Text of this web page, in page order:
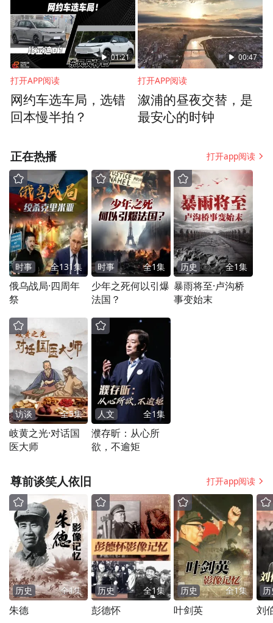
到民宿的产业，包括乡村的景区，都在抖音
上得到了很好的经营。
通过这些数据，其实能够看到抖音上的流
量、用户是能够带动乡村经济和文化的发
展，所以我们就看到这个数据背后，探索振
了在乡村上面的文旅项目山里dou是好风光。
之前我一直负责商业化，参与了和实践的公
司整个商业体系。在商业体系里面，看到了
很多的品牌、很多的产业在抖音上发展起
来。
2018年，公司让我负责乡村振兴项目，把企
业的市场化和营销带到乡村，让乡村的企业
能够更好地走向市场，形成很好的品牌。基
于这样的理念，当时我们就坚持做乡村振兴
的工作一定是发展乡村的内生动力，所以当
时我就提出了三个可持续。
第一个可持续，投入与方向可持续。这个项
目要有可持续性的投入，要有可持续性的方
技术、运营项目一直要跟乡村的发展可持续
性对接起来，所以从2018年脱贫攻坚一直做
到现在的乡村振兴，我们一直在跟乡村有紧
密的关联关系。
第二个可持续，产业可持续。如果要更好地
发展市场，把品牌建好，我们的产品必须要
01:21
打开APP阅读
网约车选车局，选错
回本慢半拍？
00:47
打开APP阅读
溆浦的昼夜交替，是
最安心的时钟
正在热播 打开app阅读
时事 全131集
俄乌战局·四周年
祭
时事 全1集
少年之死何以引爆
法国？
历史 全1集
暴雨将至·卢沟桥
事变始末
访谈 全5集
岐黄之光·对话国
医大师
人文 全1集
濮存昕：从心所
欲，不逾矩
尊前谈笑人依旧 打开app阅读
历史 全1集
朱德
历史 全1集
彭德怀
历史 全1集
叶剑英 刘